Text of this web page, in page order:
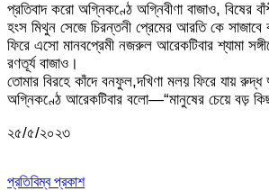
প্রতিবাদ করো অগ্নিকণ্ঠে অগ্নিবীণা বাজাও, বিষের
হংস মিথুন সেজে চিরন্তনী প্রেমের আরতি কে সাজাবে
ফিরে এসো মানবপ্রেমী নজরুল আরেকটিবার শ্যামা
রণতূর্য বাজাও।
তোমার বিরহে কাঁদে বনফুল,দখিণা মলয় ফিরে যায় রুদ্ধ
অগ্নিকণ্ঠে আরেকটিবার বলো—“মানুষের চেয়ে বড়
২৫/৫/২০২৩
প্রতিবিম্ব প্রকাশ